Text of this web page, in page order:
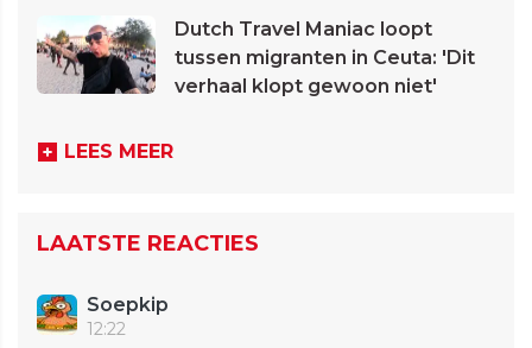
Dutch Travel Maniac loopt
tussen migranten in Ceuta: 'Dit
verhaal klopt gewoon niet'
LEES MEER
LAATSTE REACTIES
Soepkip
12:22